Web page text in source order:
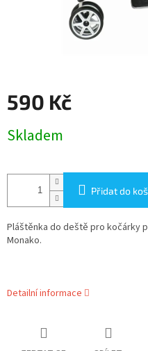
590 Kč
cena:
Skladem
Přidat do
Pláštěnka do deště pro kočárky
Monako.
Detailní informace